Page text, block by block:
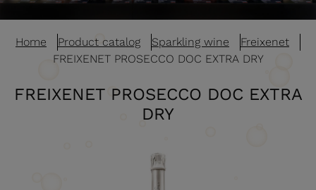
Home Product catalog Sparkling wine
Freixenet
FREIXENET PROSECCO DOC EXTRA DRY
FREIXENET PROSECCO DOC EXTRA
DRY